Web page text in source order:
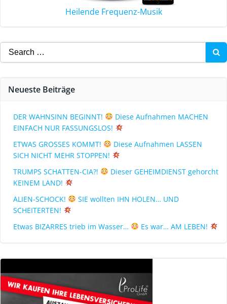
Heilende Frequenz-Musik
Neueste Beiträge
DER WAHNSINN BEGINNT!
Diese Aufnahmen MACHEN
EINFACH NUR FASSUNGSLOS!
ETWAS GROSSES KOMMT!
Diese Aufnahmen LASSEN
SICH NICHT MEHR STOPPEN!
TRUMPS SCHATTEN-CIA?!
Dieser GEHEIMDIENST gehorcht
KEINEM LAND!
ALIEN-SCHOCK!
SIE wollten IHN HOLEN… UND
SCHEITERTEN!
Etwas BIZARRES trieb im Wasser…
Es war… AM LEBEN!